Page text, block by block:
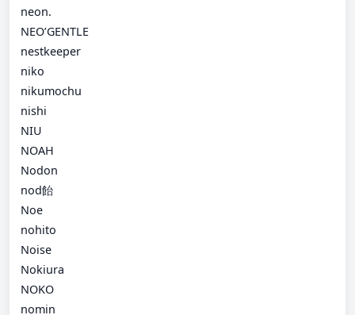
neon.
NEO’GENTLE
nestkeeper
niko
nikumochu
nishi
NIU
NOAH
Nodon
nod飴
Noe
nohito
Noise
Nokiura
NOKO
nomin